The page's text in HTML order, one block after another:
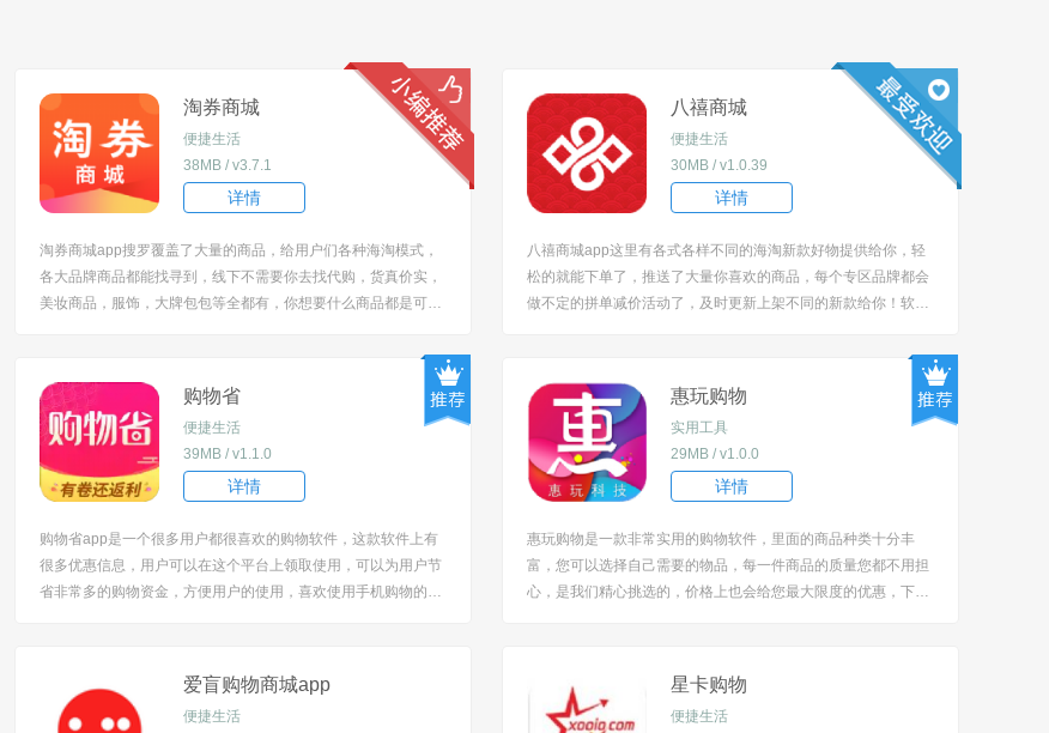
淘券商城
便捷生活
38MB / v3.7.1
详情
淘券商城app搜罗覆盖了大量的商品，给用户们各种海淘模式，
各大品牌商品都能找寻到，线下不需要你去找代购，货真价实，
美妆商品，服饰，大牌包包等全都有，你想要什么商品都是可以
定位到需要退款的...
八禧商城
便捷生活
30MB / v1.0.39
详情
八禧商城app这里有各式各样不同的海淘新款好物提供给你，轻
松的就能下单了，推送了大量你喜欢的商品，每个专区品牌都会
做不定的拼单减价活动了，及时更新上架不同的新款给你！软件
安装软件后打...
购物省
便捷生活
39MB / v1.1.0
详情
购物省app是一个很多用户都很喜欢的购物软件，这款软件上有
很多优惠信息，用户可以在这个平台上领取使用，可以为用户节
省非常多的购物资金，方便用户的使用，喜欢使用手机购物的用
惠玩购物
实用工具
29MB / v1.0.0
详情
惠玩购物是一款非常实用的购物软件，里面的商品种类十分丰
富，您可以选择自己需要的物品，每一件商品的质量您都不用担
心，是我们精心挑选的，价格上也会给您最大限度的优惠，下单
爱盲购物商城app
便捷生活
星卡购物
便捷生活